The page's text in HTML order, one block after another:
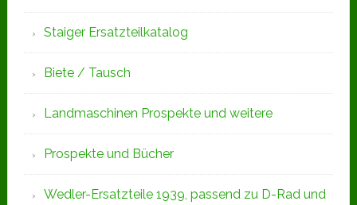
Staiger Ersatzteilkatalog
Biete / Tausch
Landmaschinen Prospekte und weitere
Prospekte und Bücher
Wedler-Ersatzteile 1939, passend zu D-Rad und